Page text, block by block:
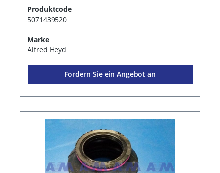
Produktcode
5071439520
Marke
Alfred Heyd
Fordern Sie ein Angebot an